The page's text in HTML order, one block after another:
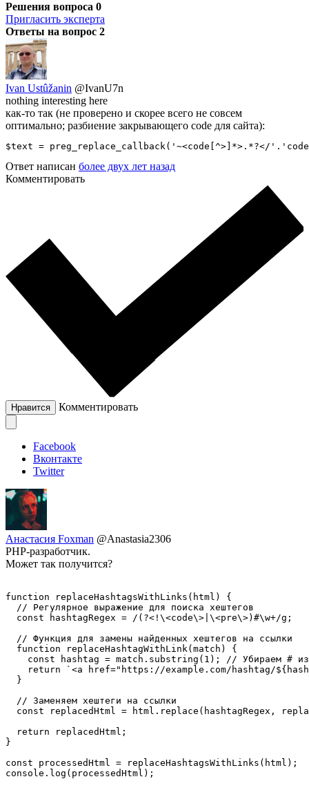
Решения вопроса 0
Пригласить эксперта
Ответы на вопрос 2
Ivan Ustûžanin @IvanU7n
nothing interesting here
как-то так (не проверено и скорее всего не совсем
оптимально; разбиение закрывающего code для сайта):
$text = preg_replace_callback('~<code[^>]*>.*?</
Ответ написан более двух лет назад
Комментировать
Нравится Комментировать
Facebook
Вконтакте
Twitter
Анастасия Foxman @Anastasia2306
PHP-разработчик.
Может так получится?
function replaceHashtagsWithLinks(html) {
  // Регулярное выражение для поиска хештегов
  const hashtagRegex = /(?<!\<code\>|\<pre\>)#\w+/g;
  // Функция для замены найденных хештегов на ссылки
  function replaceHashtagWithLink(match) {
const hashtag = match.substring(1); // Убираем #
return `<a href="https://example.com/hashtag/
  }
  // Заменяем хештеги на ссылки
const replacedHtml = html.replace(hashtagRegex,
  return replacedHtml;
}
const processedHtml = replaceHashtagsWithLinks(html);
console.log(processedHtml);